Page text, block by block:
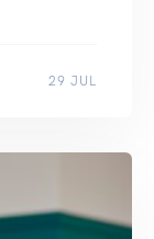
29 JUL